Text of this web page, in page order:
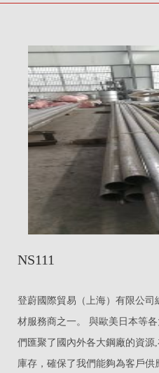
NS111
登蔚國際貿易（上海）有限公司
材服務商之一。 與歐美日本等
們匯聚了國內外各大鋼廠的資
庫存，確保了我們能夠為客戶